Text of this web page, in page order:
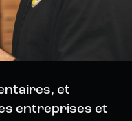
et
entreprises et